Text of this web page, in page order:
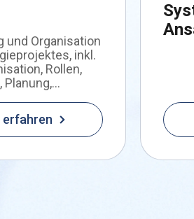
und Organisation
inkl.
Rollen,
erfahren